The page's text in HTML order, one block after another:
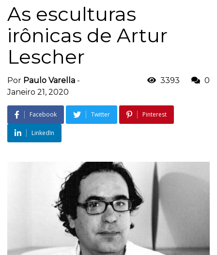
As esculturas
irônicas de Artur
Lescher
Por Paulo Varella -
Janeiro 21, 2020
3393 0
Facebook Twitter Pinterest
LinkedIn